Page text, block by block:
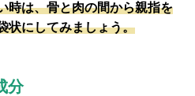
時は、骨と肉の間から親指を
状にしてみましょう。
分